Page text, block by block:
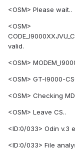
<OSM> Please wait..
<OSM>
valid.
<OSM>
<OSM> GT-I9000-
<OSM> Checking
<OSM> Leave CS..
<ID:0/033> Odin v.3
<ID:0/033> File